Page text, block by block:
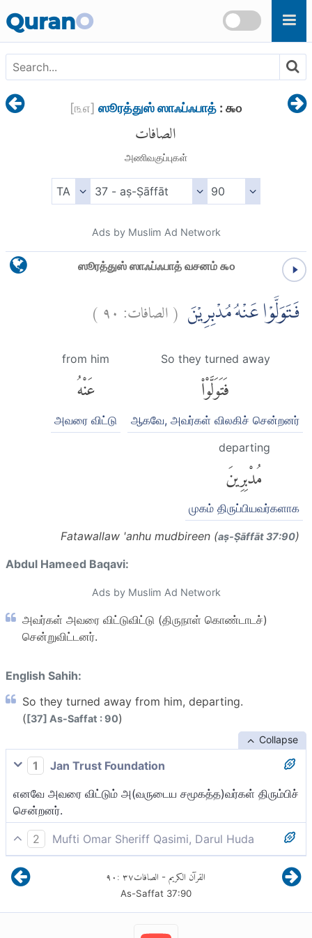
QuranO
[௩௭] ஸூரத்துஸ் ஸாஃப்ஃபாத் : ௯௦
الصافات
அணிவகுப்புகள்
Ads by Muslim Ad Network
ஸூரத்துஸ் ஸாஃப்ஃபாத் வசனம் ௯௦
فَتَوَلَّوْا عَنْهُ مُدْبِرِيْنَ (الصافات: ٩٠)
So they turned away
فَتَوَلَّوْا۟
ஆகவே, அவர்கள் விலகிச் சென்றனர்
from him
عَنْهُ
அவரை விட்டு
departing
مُدْبِرِينَ
முகம் திருப்பியவர்களாக
Fatawallaw 'anhu mudbireen (aṣ-Ṣāffāt 37:90)
Abdul Hameed Baqavi:
Ads by Muslim Ad Network
அவர்கள் அவரை விட்டுவிட்டு (திருநாள் கொண்டாடச்)
சென்றுவிட்டனர்.
English Sahih:
So they turned away from him, departing.
([37] As-Saffat : 90)
Collapse
1
Jan Trust Foundation
எனவே அவரை விட்டும் அ(வருடைய சமூகத்த)வர்கள் திரும்பிச்
சென்றனர்.
2
Mufti Omar Sheriff Qasimi, Darul Huda
ஆகவே, அவர்கள் அவரை விட்டு பிரிந்து திரும்பிச் சென்றனர்.
القرآن الكريم - الصافات٣٧:٩٠
As-Saffat 37:90